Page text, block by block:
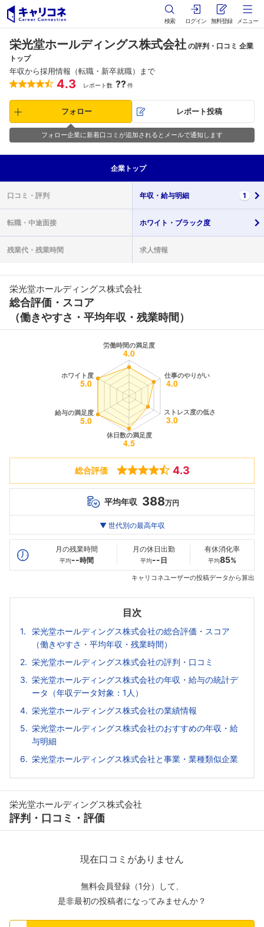
検索 ログイン 無料登録 メニュー
栄光堂ホールディングス株式会社 の評判・口コミ 企業
トップ
年収から採用情報（転職・新卒就職）まで
4.3 レポート数 ??件
フォロー レポート投稿
フォロー企業に新着口コミが追加されるとメールで通知します
企業 トップ
口コミ・ 評判 年収・ 給与明細 1
転職・ 中途面接 ホワイト・ ブラック度
残業代・ 残業時間 求人情報
栄光堂ホールディングス株式会社
総合評価・スコア
（働きやすさ・平均年収・残業時間）
総合評価 4.3
平均年収 388万円
最高年収
20代
388万
30代
--万
--万
▼ 世代別の最高年収
月の残業時間
平均--時間
月の休日出勤
平均-- 日
有休消化率
平均85%
キャリコネユーザーの投稿データから算出
目次
栄光堂ホールディングス株式会社の総合評価・スコア
（働きやすさ・平均年収・残業時間）
栄光堂ホールディングス株式会社の評判・口コミ
栄光堂ホールディングス株式会社の年収・給与の統計デ
ータ（年収データ対象：1人）
栄光堂ホールディングス株式会社の業績情報
栄光堂ホールディングス株式会社のおすすめの年収・給
与明細
栄光堂ホールディングス株式会社と事業・業種類似企業
栄光堂ホールディングス株式会社
評判・口コミ・評価
現在口コミがありません
無料会員登録（1分）して、
是非最初の投稿者になってみませんか？